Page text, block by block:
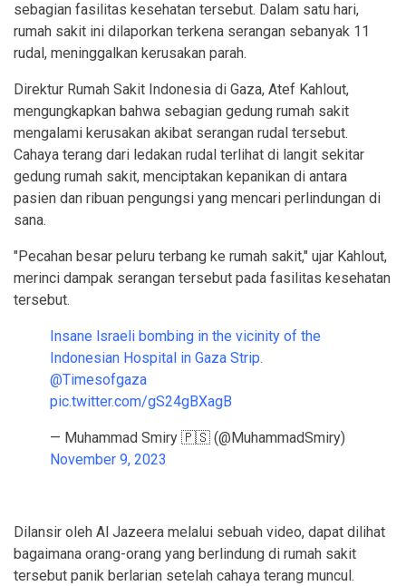
sebagian fasilitas kesehatan tersebut. Dalam satu hari,
rumah sakit ini dilaporkan terkena serangan sebanyak 11
rudal, meninggalkan kerusakan parah.
Direktur Rumah Sakit Indonesia di Gaza, Atef Kahlout,
mengungkapkan bahwa sebagian gedung rumah sakit
mengalami kerusakan akibat serangan rudal tersebut.
Cahaya terang dari ledakan rudal terlihat di langit sekitar
gedung rumah sakit, menciptakan kepanikan di antara
pasien dan ribuan pengungsi yang mencari perlindungan di
sana.
"Pecahan besar peluru terbang ke rumah sakit," ujar Kahlout,
merinci dampak serangan tersebut pada fasilitas kesehatan
tersebut.
Insane lsraeli bombing in the vicinity of the
Indonesian Hospital in Gaza Strip.
@Timesofgaza
pic.twitter.com/gS24gBXagB
— Muhammad Smiry 🇵🇸 (@MuhammadSmiry)
November 9, 2023
Dilansir oleh Al Jazeera melalui sebuah video, dapat dilihat
bagaimana orang-orang yang berlindung di rumah sakit
tersebut panik berlarian setelah cahaya terang muncul.